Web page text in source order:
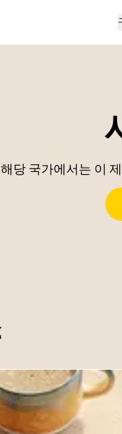
해당 국가에서는 이